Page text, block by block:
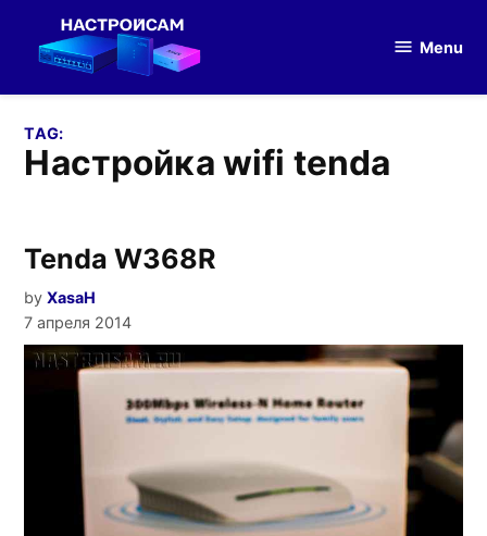
оборудования
Menu
TAG:
настройка wifi tenda
Tenda W368R
by XasaH
7 апреля 2014